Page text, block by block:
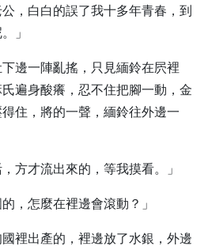
，白白的誤了我十多年青春，到
」
邊一陣亂搖，只見緬鈴在屄裡
遍身酸癢，忍不住把腳一動，金
住，將的一聲，緬鈴往外邊一
方才流出來的，等我摸看。」
，怎麼在裡邊會滾動？」
裡出產的，裡邊放了水銀，外邊